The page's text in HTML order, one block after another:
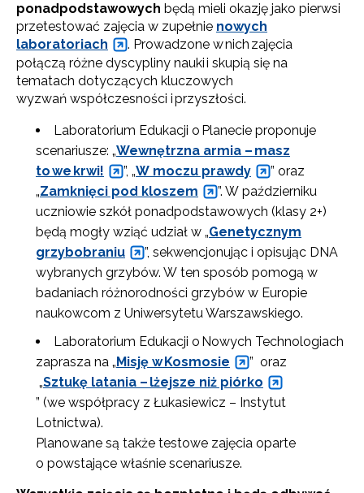
ponadpodstawowych będą mieli okazję jako pierwsi
przetestować zajęcia w zupełnie nowych
laboratoriach
. Prowadzone w nich zajęcia
połączą różne dyscypliny nauki i skupią się na
tematach dotyczących kluczowych
wyzwań współczesności i przyszłości.
Laboratorium Edukacji o Planecie proponuje
scenariusze: „Wewnętrzna armia – masz
to we krwi!
”, „W moczu prawdy
” oraz
„Zamknięci pod kloszem
”. W październiku
uczniowie szkół ponadpodstawowych (klasy 2+)
będą mogły wziąć udział w „Genetycznym
grzybobraniu
”, sekwencjonując i opisując DNA
wybranych grzybów. W ten sposób pomogą w
badaniach różnorodności grzybów w Europie
naukowcom z Uniwersytetu Warszawskiego.
Laboratorium Edukacji o Nowych Technologiach
zaprasza na „Misję w Kosmosie
” oraz
„Sztukę latania – lżejsze niż piórko
” (we współpracy z Łukasiewicz – Instytut
Lotnictwa).
Planowane są także testowe zajęcia oparte
o powstające właśnie scenariusze.